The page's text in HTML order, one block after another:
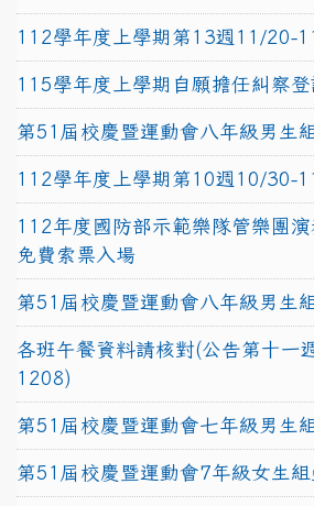
112學年度上學期第13週11/20-
115學年度上學期自願擔任糾察登
第51屆校慶暨運動會八年級男生
112學年度上學期第10週10/30-
112年度國防部示範樂隊管樂團
免費索票入場
第51屆校慶暨運動會八年級男生
各班午餐資料請核對(公告第十一
1208)
第51屆校慶暨運動會七年級男生
第51屆校慶暨運動會7年級女生